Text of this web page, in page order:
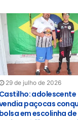
29 de julho de 2026
Castilho: adolescente
paçocas
bolsa em escolinha